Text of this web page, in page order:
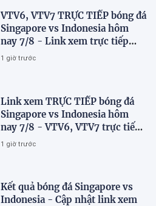
VTV6, VTV7 TRỰC TIẾP bóng đá
Singapore vs Indonesia hôm
nay 7/8 - Link xem trực tiếp
AFF Cup 2026 mới nhất
1 giờ trước
Link xem TRỰC TIẾP bóng đá
Singapore vs Indonesia hôm
nay 7/8 - VTV6, VTV7 trực tiếp
AFF Cup 2026
1 giờ trước
Kết quả bóng đá Singapore vs
Indonesia - Cập nhật link xem